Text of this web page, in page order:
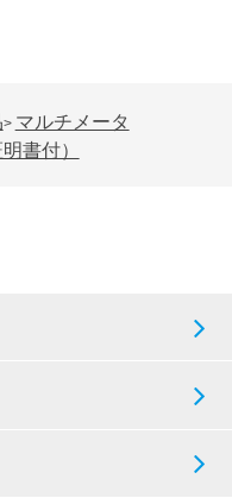
> マルチメータ
書付）